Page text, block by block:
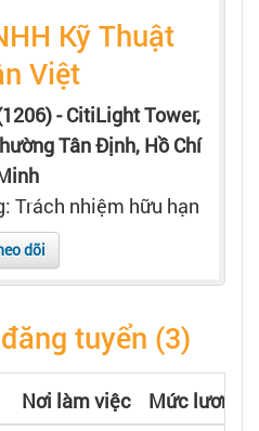
Kỹ Thuật
Việt
- CitiLight Tower,
Tân Định, Hồ Chí
Trách nhiệm hữu hạn
dõi
tuyển (3)
Nơi làm việc
Mức lương